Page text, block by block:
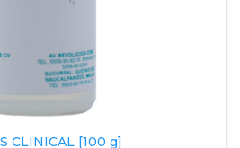
CLINICAL [100 g]